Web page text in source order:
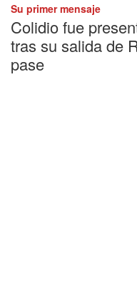
Su primer mensaje
Colidio fue
tras su salida de
pase